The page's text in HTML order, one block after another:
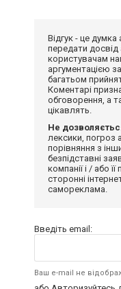
Відгук - це
передати
користувачам
аргументацією
багатьом
Коментарі
обговорення, а
цікавлять.
Не
лексики, погроз
порівняння з
безпідставні
компанії і / або
сторонні
самореклама.
Введіть email:
Ваш e-mail не